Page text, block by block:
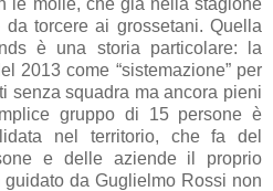
torcere ai grossetani. Quella
è una storia particolare: la
2013 come “sistemazione” per
senza squadra ma ancora pieni
gruppo di 15 persone è
nel territorio, che fa del
e delle aziende il proprio
da Guglielmo Rossi non